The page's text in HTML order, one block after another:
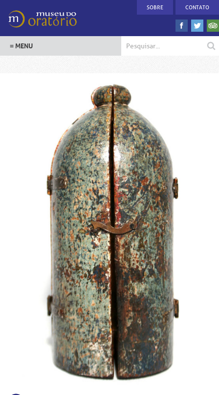
SOBRE CONTATO